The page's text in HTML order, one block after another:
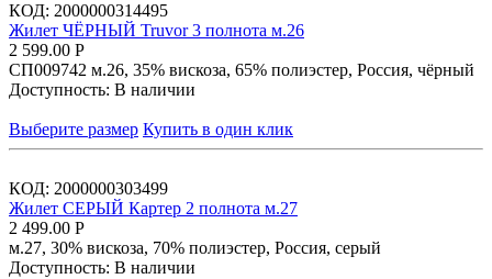
КОД: 2000000314495
Жилет ЧЁРНЫЙ Truvor 3 полнота м.26
2 599.00 Р
СП009742 м.26, 35% вискоза, 65% полиэстер, Россия, чёрный
Доступность: В наличии
Выберите размер Купить в один клик
КОД: 2000000303499
Жилет СЕРЫЙ Картер 2 полнота м.27
2 499.00 Р
м.27, 30% вискоза, 70% полиэстер, Россия, серый
Доступность: В наличии